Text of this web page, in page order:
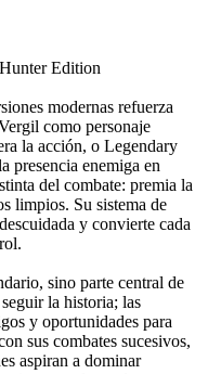
Edition
modernas refuerza
como personaje
la acción, o Legendary
presencia enemiga en
del combate: premia la
limpios. Su sistema de
y convierte cada
sino parte central de
la historia; las
y oportunidades para
sus combates sucesivos,
aspiran a dominar